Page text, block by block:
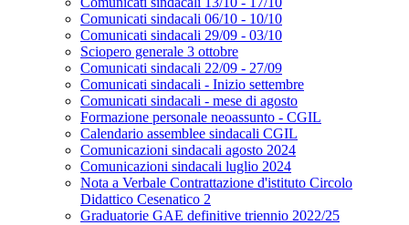
Comunicati sindacali 06/10 - 10/10
Comunicati sindacali 29/09 - 03/10
Sciopero generale 3 ottobre
Comunicati sindacali 22/09 - 27/09
Comunicati sindacali - Inizio settembre
Comunicati sindacali - mese di agosto
Formazione personale neoassunto - CGIL
Calendario assemblee sindacali CGIL
Comunicazioni sindacali agosto 2024
Comunicazioni sindacali luglio 2024
Nota a Verbale Contrattazione d'istituto Circolo
Didattico Cesenatico 2
Graduatorie GAE definitive triennio 2022/25